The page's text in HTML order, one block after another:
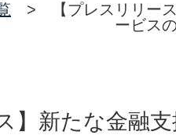
> 【プレスリリース
ービス
】新たな金融